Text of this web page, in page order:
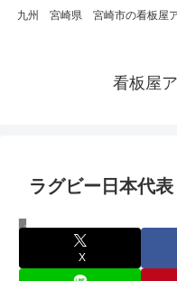
九州 宮崎県 宮崎市の看板屋ア
看板屋
ラグビー日本代
その他 工作物
X